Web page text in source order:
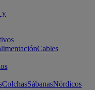
y
Cables
ColchasSábanasNórdicos